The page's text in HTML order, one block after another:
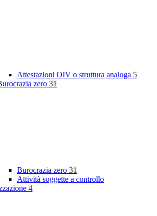
Attestazioni OIV o struttura analoga 5
zero 31
Burocrazia zero 31
Attività soggette a controllo
4